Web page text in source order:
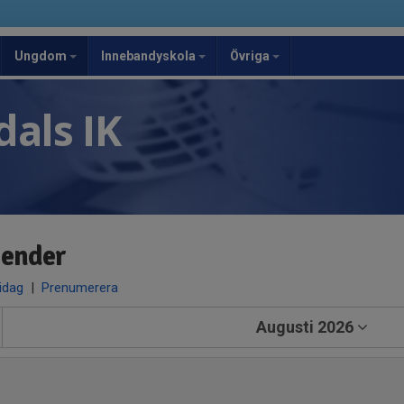
Ungdom Innebandyskola Övriga
IK
| Prenumerera
Augusti 2026